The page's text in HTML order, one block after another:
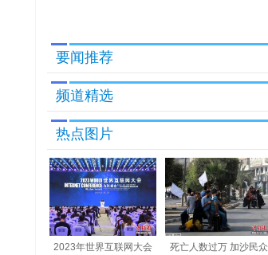
要闻推荐
频道精选
热点图片
2023年世界互联网大会
死亡人数过万 加沙民众